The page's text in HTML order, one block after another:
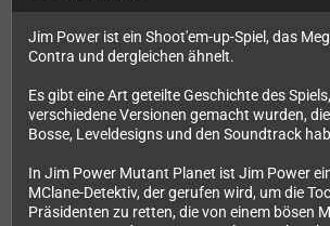
Jim Power ist ein Shoot'em-up-Spiel, das
Contra und dergleichen ähnelt.
Es gibt eine Art geteilte Geschichte des
verschiedene Versionen gemacht wurden,
Bosse, Leveldesigns und den Soundtrack
In Jim Power Mutant Planet ist Jim Power
MClane-Detektiv, der gerufen wird, um die
Präsidenten zu retten, die von einem bösen